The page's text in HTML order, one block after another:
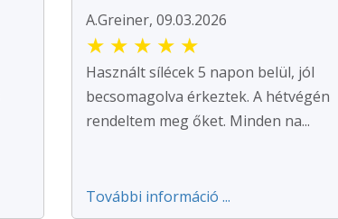
A.Greiner, 09.03.2026
★ ★ ★ ★ ★
Használt sílécek 5 napon belül, jól
becsomagolva érkeztek. A hétvégén
rendeltem meg őket. Minden na...
További információ ...